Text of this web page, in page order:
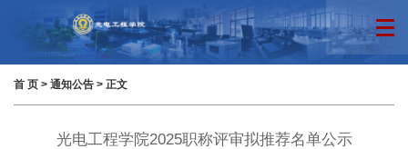
首 页 > 通知公告 > 正文
光电工程学院2025职称评审拟推荐名单公示